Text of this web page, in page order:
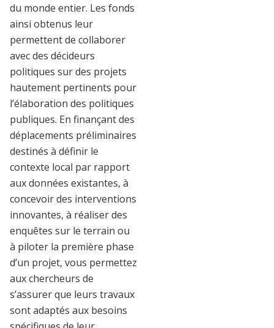
du monde entier. Les fonds
ainsi obtenus leur
permettent de collaborer
avec des décideurs
politiques sur des projets
hautement pertinents pour
l’élaboration des politiques
publiques. En finançant des
déplacements préliminaires
destinés à définir le
contexte local par rapport
aux données existantes, à
concevoir des interventions
innovantes, à réaliser des
enquêtes sur le terrain ou
à piloter la première phase
d’un projet, vous permettez
aux chercheurs de
s’assurer que leurs travaux
sont adaptés aux besoins